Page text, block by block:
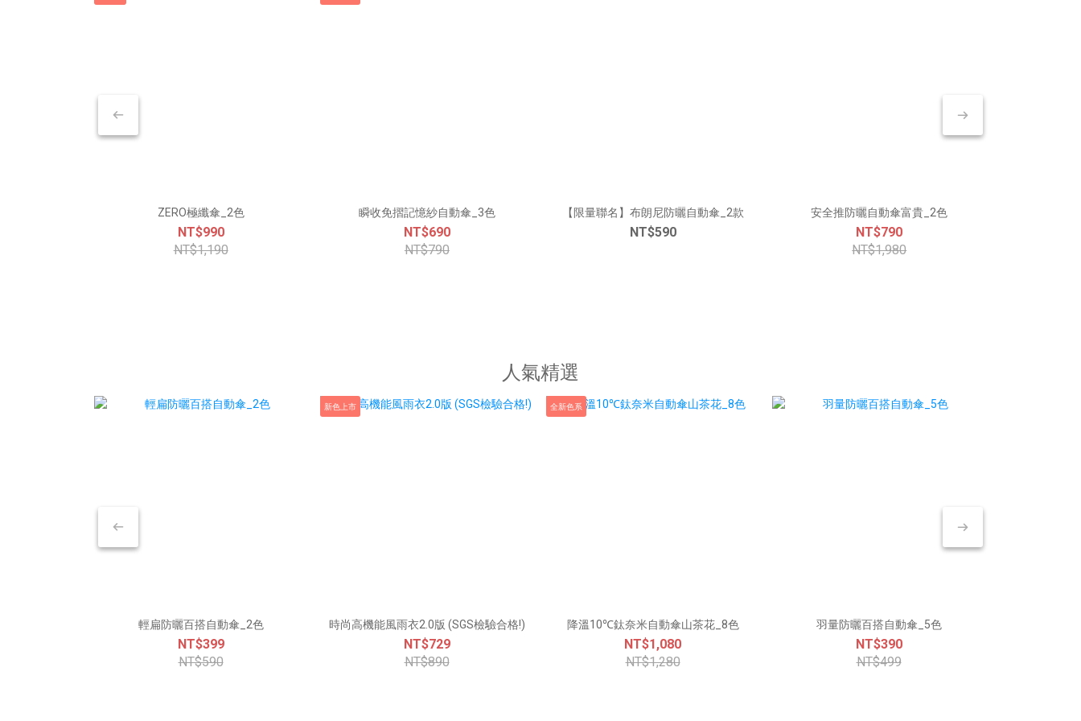
ZERO極纖傘_2色
NT$990
NT$1,190
瞬收免摺記憶紗自動傘_3色
NT$690
NT$790
【限量聯名】布朗尼防曬自動傘_2款
NT$590
安全推防曬自動傘富貴_2色
NT$790
NT$1,980
人氣精選
輕扁防曬百搭自動傘_2色
NT$399
NT$590
新色上市
時尚高機能風雨衣2.0版 (SGS檢驗合格!)
NT$729
NT$890
全新色系
降溫10℃鈦奈米自動傘山茶花_8色
NT$1,080
NT$1,280
羽量防曬百搭自動傘_5色
NT$390
NT$499